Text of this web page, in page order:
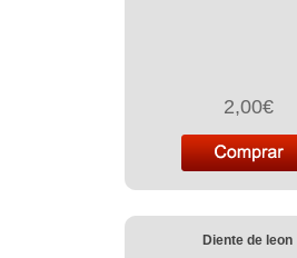
2,00€
Diente de leon